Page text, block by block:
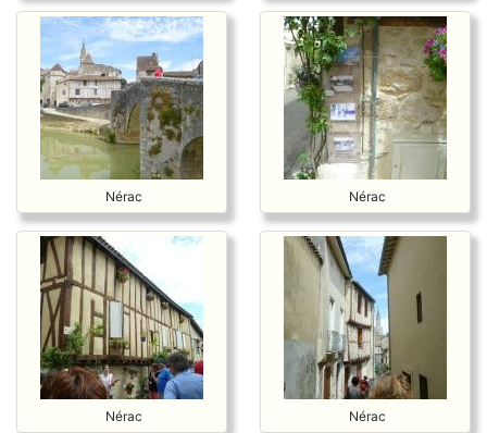
Nérac Nérac
Nérac Nérac